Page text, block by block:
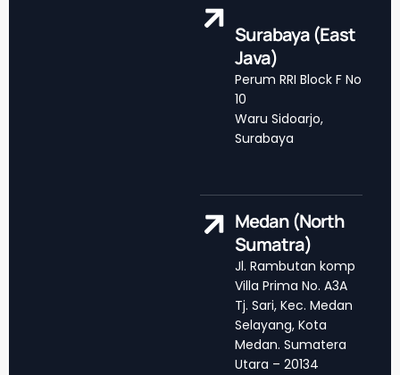
Surabaya (East
Java)
Perum RRI Block F No
10
Waru Sidoarjo,
Surabaya
Medan (North
Sumatra)
Jl. Rambutan komp
Villa Prima No. A3A
Tj. Sari, Kec. Medan
Selayang, Kota
Medan. Sumatera
Utara – 20134